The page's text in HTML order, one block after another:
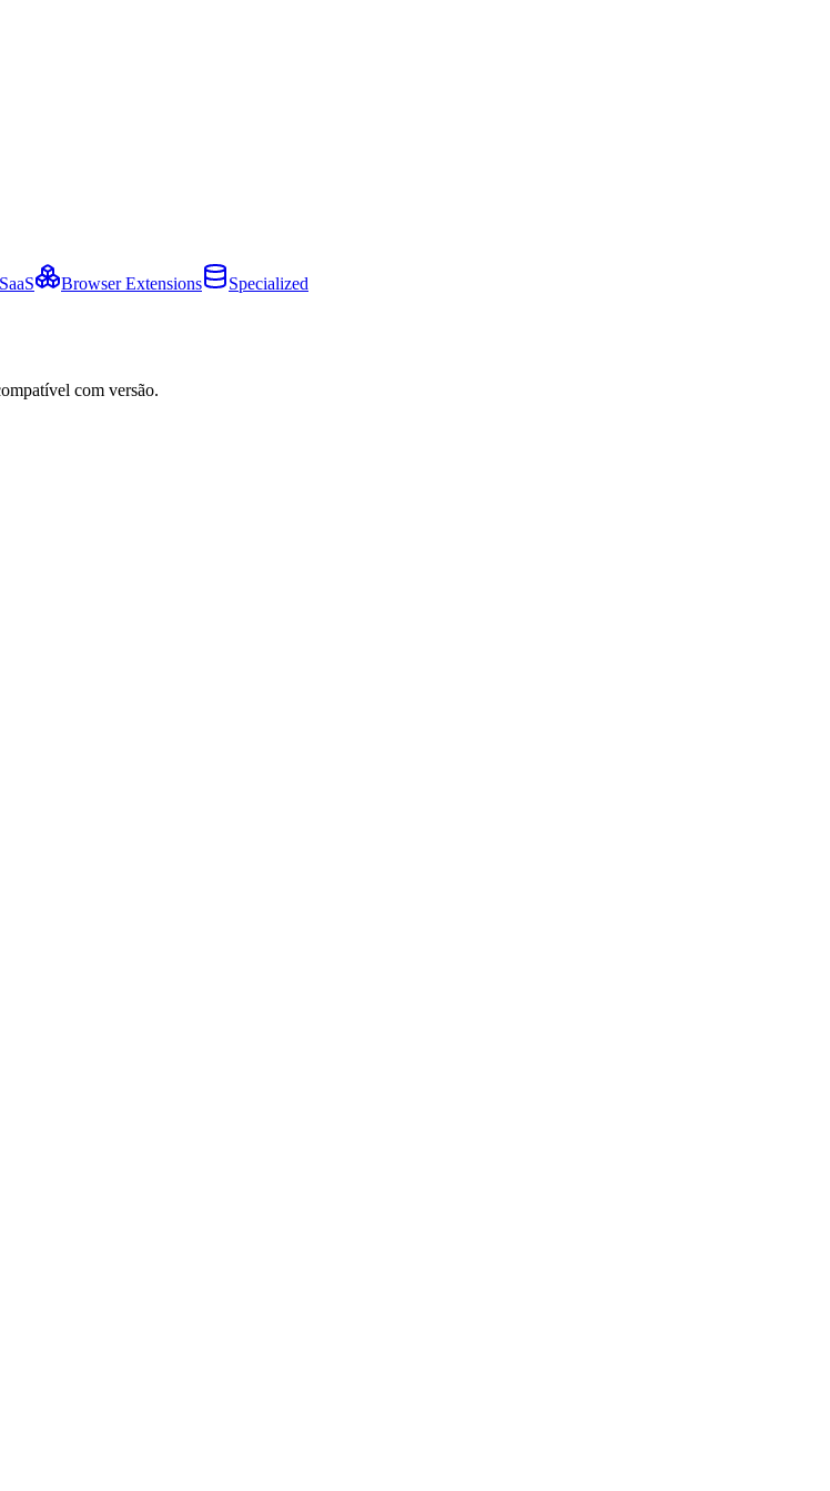
Browser Extensions Specialized
com versão.